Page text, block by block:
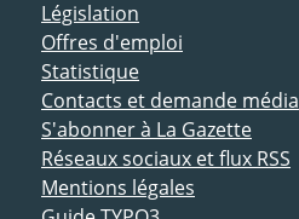
Législation
Offres d'emploi
Statistique
Contacts et demande média
S'abonner à La Gazette
Réseaux sociaux et flux RSS
Mentions légales